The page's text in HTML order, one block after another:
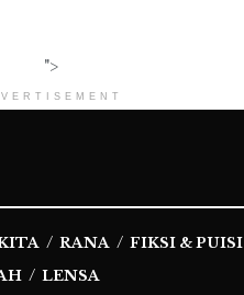
">
RANA
FIKSI & PUISI
LENSA